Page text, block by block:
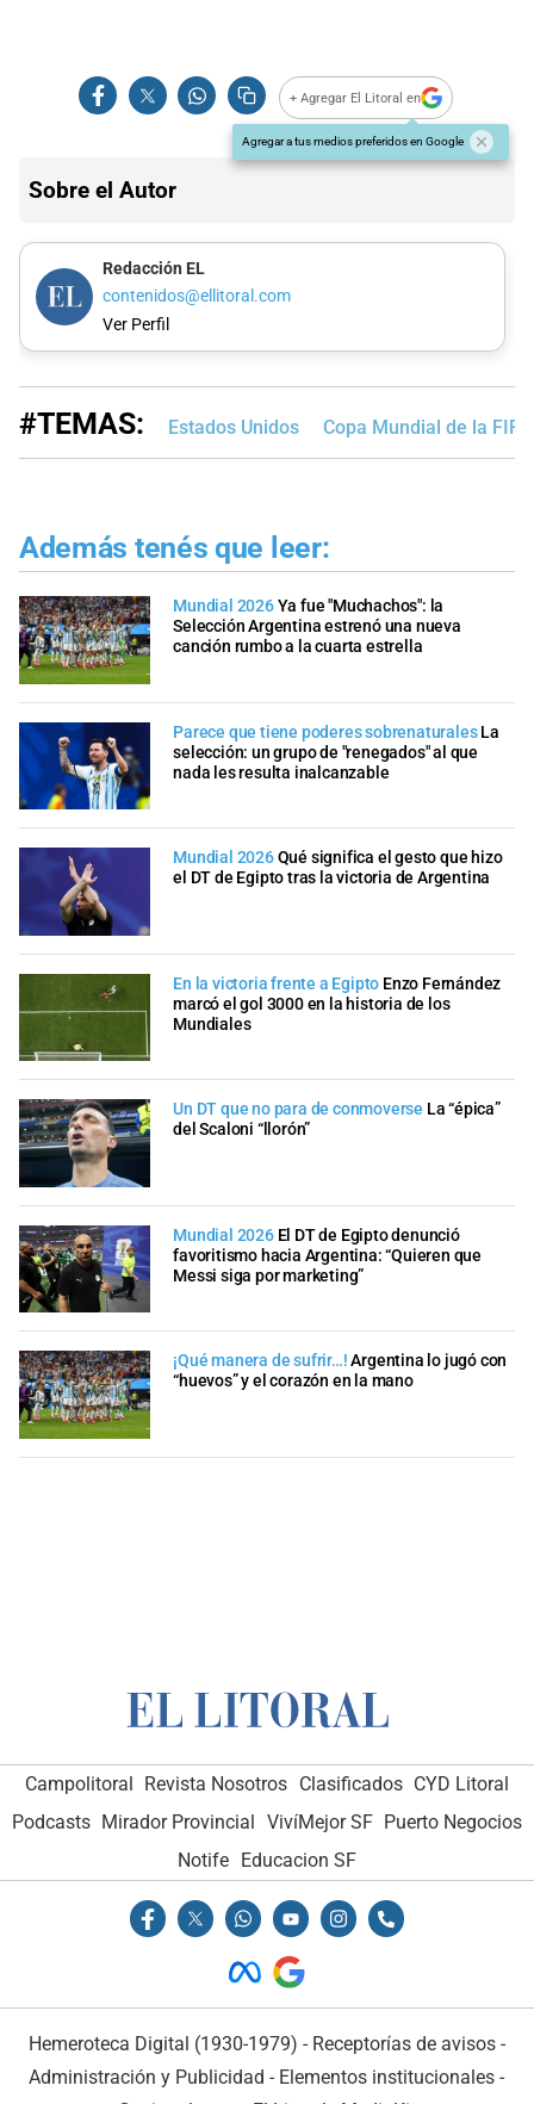
+ Agregar El Litoral en
Agregar a tus medios preferidos en Google
Sobre el Autor
Redacción EL
contenidos@ellitoral.com
Ver Perfil
#TEMAS: Estados Unidos Copa Mundial de la
Además tenés que leer:
Mundial 2026Ya fue "Muchachos": la
Selección Argentina estrenó una nueva
canción rumbo a la cuarta estrella
Parece que tiene poderes sobrenaturales La
selección: un grupo de "renegados" al que
nada les resulta inalcanzable
Mundial 2026Qué significa el gesto que hizo
el DT de Egipto tras la victoria de Argentina
En la victoria frente a Egipto Enzo Fernández
marcó el gol 3000 en la historia de los
Mundiales
Un DT que no para de conmoverse La “épica”
del Scaloni “llorón”
Mundial 2026 El DT de Egipto denunció
favoritismo hacia Argentina: “Quieren que
Messi siga por marketing”
¡Qué manera de sufrir…! Argentina lo jugó con
“huevos” y el corazón en la mano
Campolitoral Revista Nosotros Clasificados CYD Litoral
Podcasts Mirador Provincial VivíMejor SF Puerto Negocios
Notife
Educacion SF
Hemeroteca Digital (1930-1979) - Receptorías de avisos -
Administración y Publicidad - Elementos institucionales -